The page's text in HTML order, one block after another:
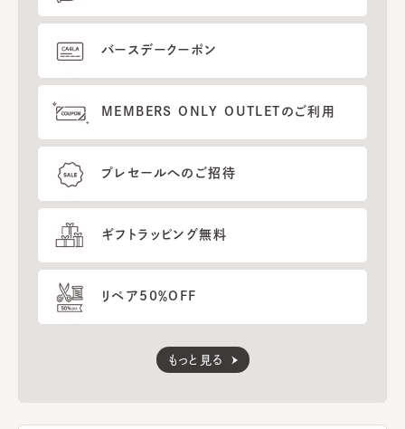
バースデークーポン
MEMBERS ONLY OUTLETのご利用
プレセールへのご招待
ギフトラッピング無料
リペア50％OFF
もっと見る